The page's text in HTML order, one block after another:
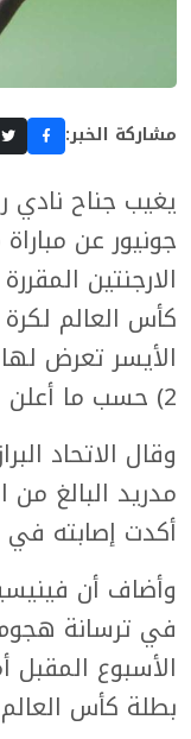
مشاركة الخبر:
يغيب جناح نادي
جونيور عن
الارجنتين
كأس العالم
2) حسب ما أعلن الاتحاد البرازيلي للعبة الجمعة.
وقال الاتحاد
أكدت إصابته
وأضاف أن
في ترسانة هجوم
الأسبوع المقبل
بطلة كأس العالم 2022، في ريو دي جانيرو.